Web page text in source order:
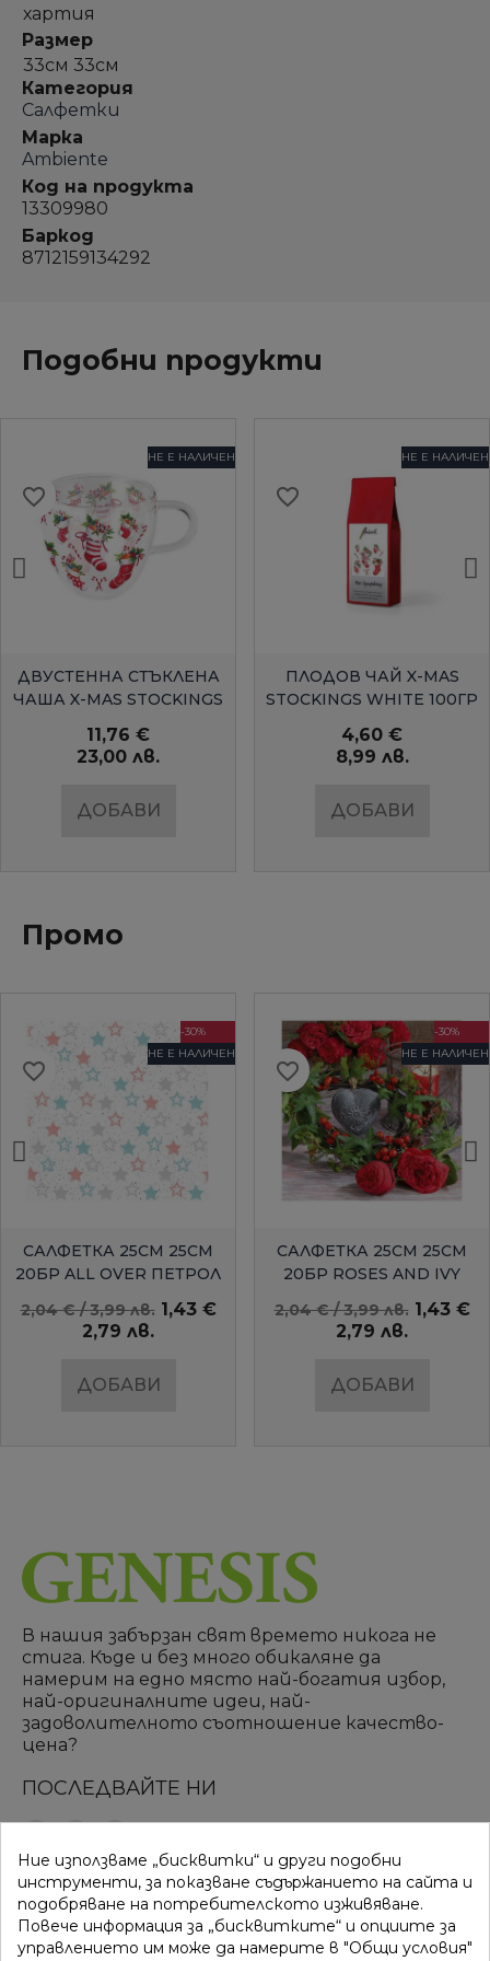
хартия
Размер
33см 33см
Категория
Салфетки
Марка
Ambiente
Код на продукта
13309980
Баркод
8712159134292
Подобни продукти
БЪРЗ ПРЕГЛЕД
НЕ Е НАЛИЧЕН
ДВУСТЕННА СТЪКЛЕНА
ЧАША X-MAS STOCKINGS
11,76 €
23,00 лв.
ДОБАВИ
favorite_border
БЪРЗ ПРЕГЛЕД
НЕ Е НАЛИЧЕН
ПЛОДОВ ЧАЙ X-MAS
STOCKINGS WHITE 100ГР
4,60 €
8,99 лв.
ДОБАВИ
favorite_border
Промо
БЪРЗ ПРЕГЛЕД
-30%
НЕ Е НАЛИЧЕН
САЛФЕТКА 25СМ 25СМ
20БР ALL OVER ПЕТРОЛ
2,04 € / 3,99 лв. 1,43 €
2,79 лв.
ДОБАВИ
favorite_border
БЪРЗ ПРЕГЛЕД
-30%
НЕ Е НАЛИЧЕН
САЛФЕТКА 25СМ 25СМ
20БР ROSES AND IVY
AMBIENTE
2,04 € / 3,99 лв. 1,43 €
2,79 лв.
ДОБАВИ
favorite_border
В нашия забързан свят времето никога не
стига. Къде и без много обикаляне да
намерим на едно място най-богатия избор,
най-оригиналните идеи, най-
задоволителното съотношение качество-
цена?
ПОСЛЕДВАЙТЕ НИ
ВРЪЗКИ
Вход
КАТЕГОРИИ
Разпродажба
Ние използваме „бисквитки“ и други подобни
инструменти, за показване съдържанието на сайта и
подобряване на потребителското изживяване.
Повече информация за „бисквитките“ и опциите за
управлението им може да намерите в "Общи условия"